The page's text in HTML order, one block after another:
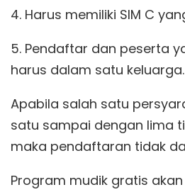
4. Harus memiliki SIM C
5. Pendaftar dan peserta
harus dalam satu keluarga.
Apabila salah satu
satu sampai dengan lima
maka pendaftaran tidak
Program mudik gratis